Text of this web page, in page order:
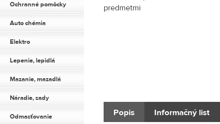
Ochranné pomôcky
Auto chémia
Elektro
Lepenie, lepidlá
Mazanie, mazadlá
Náradie, sady
Odmasťovanie Popis Informačný list